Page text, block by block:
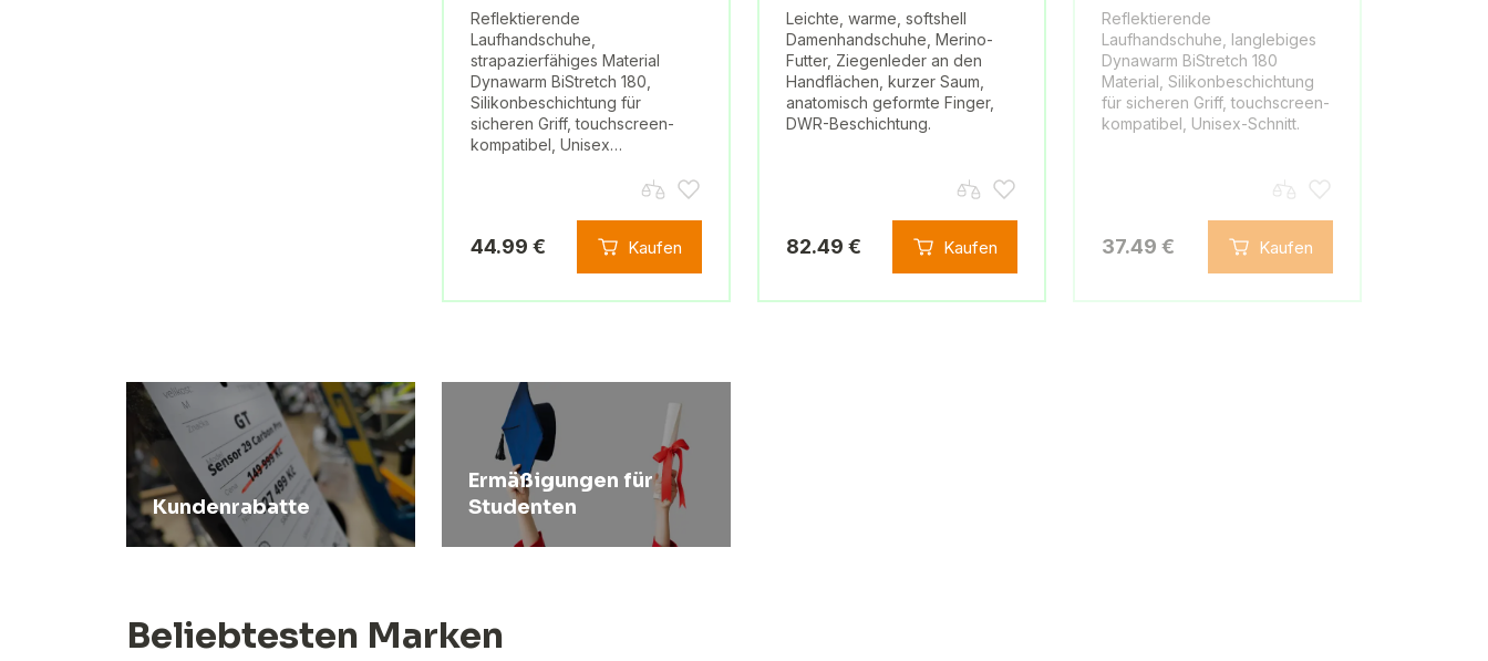
Reflektierende
Laufhandschuhe,
strapazierfähiges Material
Dynawarm BiStretch 180,
Silikonbeschichtung für
sicheren Griff, touchscreen-
kompatibel, Unisex…
44.99 € Kaufen
Leichte, warme, softshell
Damenhandschuhe, Merino-
Futter, Ziegenleder an den
Handflächen, kurzer Saum,
anatomisch geformte Finger,
DWR-Beschichtung.
82.49 € Kaufen
Reflektierende
Laufhandschuhe, langlebiges
Dynawarm BiStretch 180
Material, Silikonbeschichtung
für sicheren Griff, touchscreen-
kompatibel, Unisex-Schnitt.
37.49 € Kaufen
Kundenrabatte
Ermäßigungen für
Studenten
Beliebtesten Marken